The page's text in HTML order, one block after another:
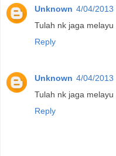
Unknown 4/04/2013
Tulah nk jaga melayu
Reply
Unknown 4/04/2013
Tulah nk jaga melayu
Reply